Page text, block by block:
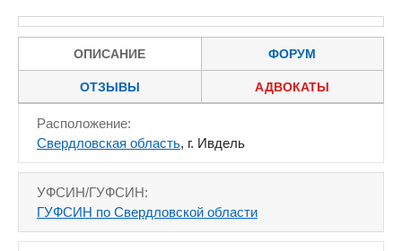
ОПИСАНИЕ ФОРУМ
ОТЗЫВЫ АДВОКАТЫ
Расположение:
Свердловская область, г. Ивдель
УФСИН/ГУФСИН:
ГУФСИН по Свердловской области